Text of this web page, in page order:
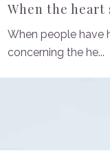
When the heart
When people have
concerning the he...